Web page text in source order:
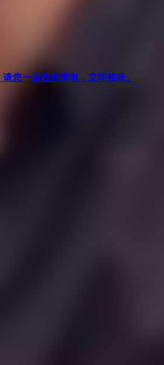
您一旦收到来电，立即接听。